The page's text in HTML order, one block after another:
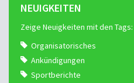
NEUIGKEITEN
Zeige Neuigkeiten mit den Tags:
Organisatorisches
Ankündigungen
Sportberichte